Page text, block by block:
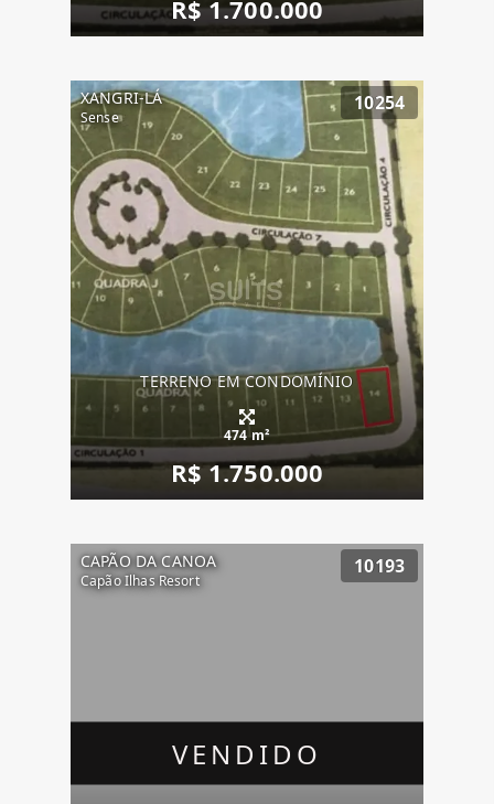
R$ 1.700.000
XANGRI-LÁ
Sense
10254
TERRENO EM CONDOMÍNIO
474 m²
R$ 1.750.000
VENDIDO
CAPÃO DA CANOA
Capão Ilhas Resort
10193